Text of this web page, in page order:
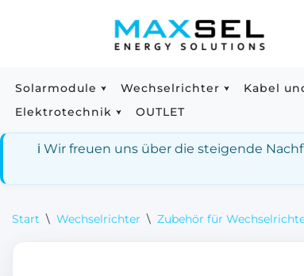
springen
Solarmodule Wechselrichter Kabel
Elektrotechnik
OUTLET
ℹ️ Wir freuen uns über die steigende
Start \ Wechselrichter \ Zubehör für